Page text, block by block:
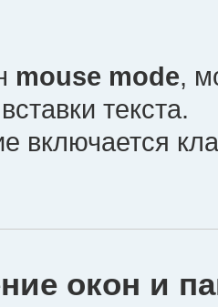
mouse mode,
текста.
включается
окон и